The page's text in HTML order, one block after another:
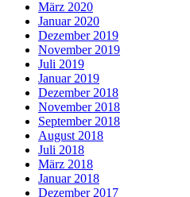
März 2020
Januar 2020
Dezember 2019
November 2019
Juli 2019
Januar 2019
Dezember 2018
November 2018
September 2018
August 2018
Juli 2018
März 2018
Januar 2018
Dezember 2017